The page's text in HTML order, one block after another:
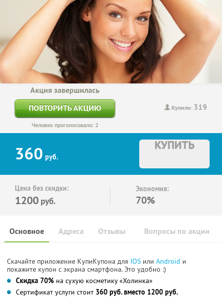
Купили: 319
Акция завершилась
ПОВТОРИТЬ АКЦИЮ
Человек проголосовало: 2
360 руб.
КУПИТЬ
Цена без скидки:
1200 руб.
Экономия:
70%
Основное Отзывы Вопросы по акции
Адреса
Скачайте приложение КупиКупона для IOS или Android и
покажите купон с экрана смартфона. Это удобно :)
Скидка 70% на сухую косметику «Холинка»
Сертификат услуги стоит 360 руб. вместо 1200 руб.